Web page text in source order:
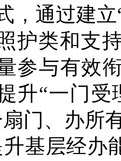
，通过建
护类和支
参与有效
升“一门
门、办所
升基层经办